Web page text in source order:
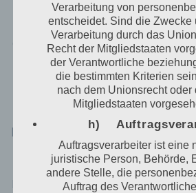
Die Registrierung der
freiwilliger Angabe
dem für die Verarbeitung
betroffenen Person Inhalte
anzubieten, die aufgrund der
registrierten Benutzern
Registrierten Personen steht die
bei der Registrierung
personenbezogenen Daten
vollständig aus dem
Verarbeitung Verantwortlichen
Der für die Verarbeitung
Verarbeitung von
entscheidet. Sind die Zwecke
Verarbeitung durch das
Recht der Mitgliedstaaten
der Verantwortliche
die bestimmten Kriterien
nach dem Unionsrecht oder
Mitgliedstaaten
h)
Auftragsverarbeiter ist eine
juristische Person, Behörde,
andere Stelle, die
Auftrag des